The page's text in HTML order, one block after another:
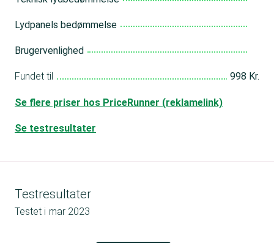
Lydpanels bedømmelse
Brugervenlighed
Fundet til 998 Kr.
Se flere priser hos PriceRunner (reklamelink)
Se testresultater
Testresultater
Testet i mar 2023